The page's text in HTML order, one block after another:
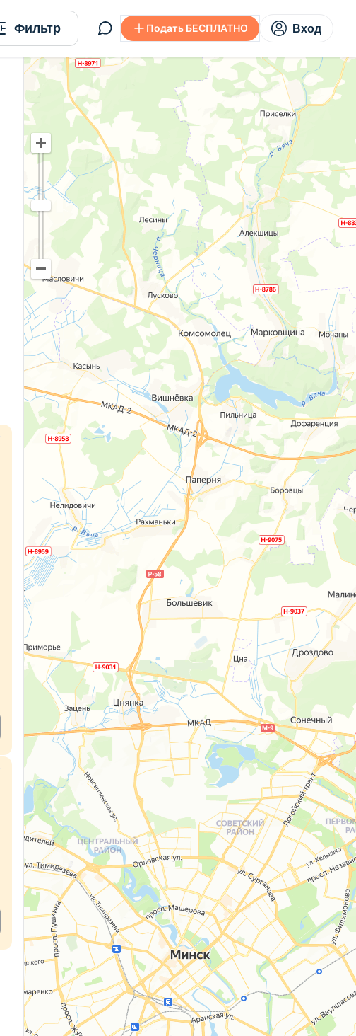
Фильтр Подать БЕСПЛАТНО Вход